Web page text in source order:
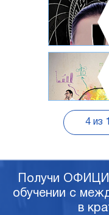
4 из
Получи
обучении с
в